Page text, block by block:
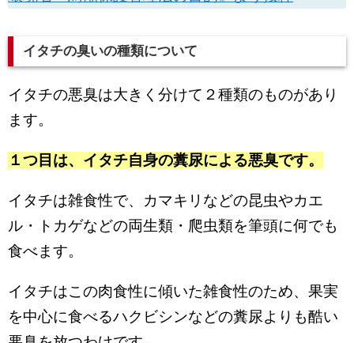
イタチの臭いの種類について
イタチの悪臭は大きく分けて２種類のものがあり
ます。
１つ目は、イタチ自身の糞尿による悪臭です。
イタチは雑食性で、カマキリなどの昆虫やカエ
ル・トカゲなどの両生類・爬虫類を筆頭に何でも
食べます。
イタチはこの肉食性に傾いた雑食性のため、果実
を中心に食べるハクビシンなどの糞尿よりも酷い